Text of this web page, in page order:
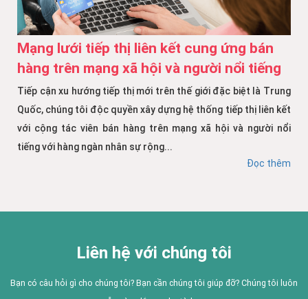
Mạng lưới tiếp thị liên kết cung ứng bán
hàng trên mạng xã hội và người nổi tiếng
Tiếp cận xu hướng tiếp thị mới trên thế giới đặc biệt là Trung
Quốc, chúng tôi độc quyền xây dựng hệ thống tiếp thị liên kết
với cộng tác viên bán hàng trên mạng xã hội và người nổi
tiếng với hàng ngàn nhân sự rộng...
Đọc thêm
Liên hệ với chúng tôi
Bạn có câu hỏi gì cho chúng tôi? Bạn cần chúng tôi giúp đỡ? Chúng tôi luôn